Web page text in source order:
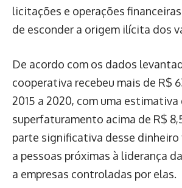
licitações e operações
de esconder a origem ilícita dos
De acordo com os dados
cooperativa recebeu mais de R$
2015 a 2020, com uma estimativa
superfaturamento acima de R$
parte significativa desse
a pessoas próximas à liderança
a empresas controladas por elas.